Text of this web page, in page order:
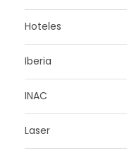
Hoteles
Iberia
INAC
Laser